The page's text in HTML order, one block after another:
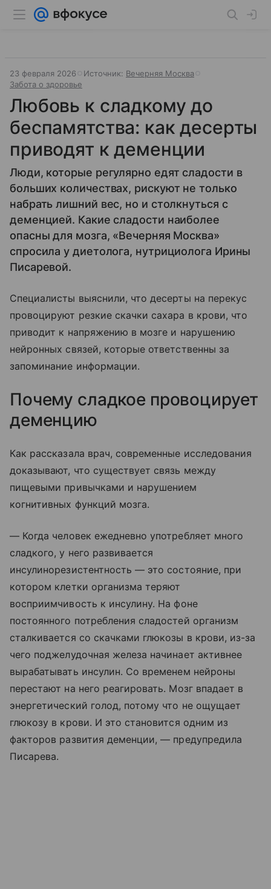
23 февраля 2026 Источник: Вечерняя Москва
Забота о здоровье
Любовь к сладкому до
беспамятства: как десерты
приводят к деменции
Люди, которые регулярно едят сладости в
больших количествах, рискуют не только
набрать лишний вес, но и столкнуться с
деменцией. Какие сладости наиболее
опасны для мозга, «Вечерняя Москва»
спросила у диетолога, нутрициолога Ирины
Писаревой.
Специалисты выяснили, что десерты на перекус
провоцируют резкие скачки сахара в крови, что
приводит к напряжению в мозге и нарушению
нейронных связей, которые ответственны за
запоминание информации.
Почему сладкое провоцирует
деменцию
Как рассказала врач, современные исследования
доказывают, что существует связь между
пищевыми привычками и нарушением
когнитивных функций мозга.
— Когда человек ежедневно употребляет много
сладкого, у него развивается
инсулинорезистентность — это состояние, при
котором клетки организма теряют
восприимчивость к инсулину. На фоне
постоянного потребления сладостей организм
сталкивается со скачками глюкозы в крови, из-за
чего поджелудочная железа начинает активнее
вырабатывать инсулин. Со временем нейроны
перестают на него реагировать. Мозг впадает в
энергетический голод, потому что не ощущает
глюкозу в крови. И это становится одним из
факторов развития деменции, — предупредила
Писарева.